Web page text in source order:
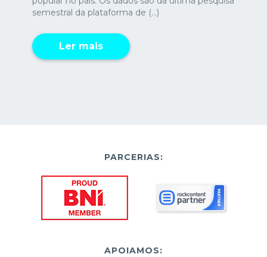
semestral da plataforma de (...)
Ler mais
PARCERIAS:
APOIAMOS: